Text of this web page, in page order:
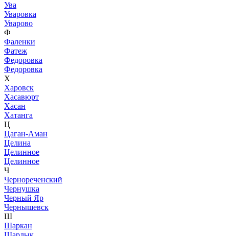
Ува
Уваровка
Уварово
Ф
Фаленки
Фатеж
Федоровка
Федоровка
Х
Харовск
Хасавюрт
Хасан
Хатанга
Ц
Цаган-Аман
Целина
Целинное
Целинное
Ч
Чернореченский
Чернушка
Черный Яр
Чернышевск
Ш
Шаркан